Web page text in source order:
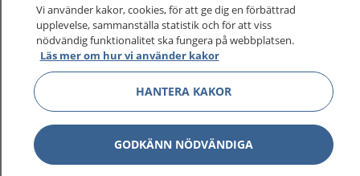
Vi använder kakor, cookies, för att ge dig en förbättrad
upplevelse, sammanställa statistik och för att viss
nödvändig funktionalitet ska fungera på webbplatsen.
Läs mer om hur vi använder kakor
HANTERA KAKOR
GODKÄNN NÖDVÄNDIGA